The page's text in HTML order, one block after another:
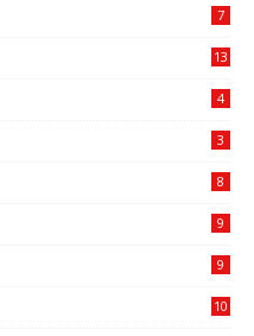
7
13
4
3
8
9
9
10